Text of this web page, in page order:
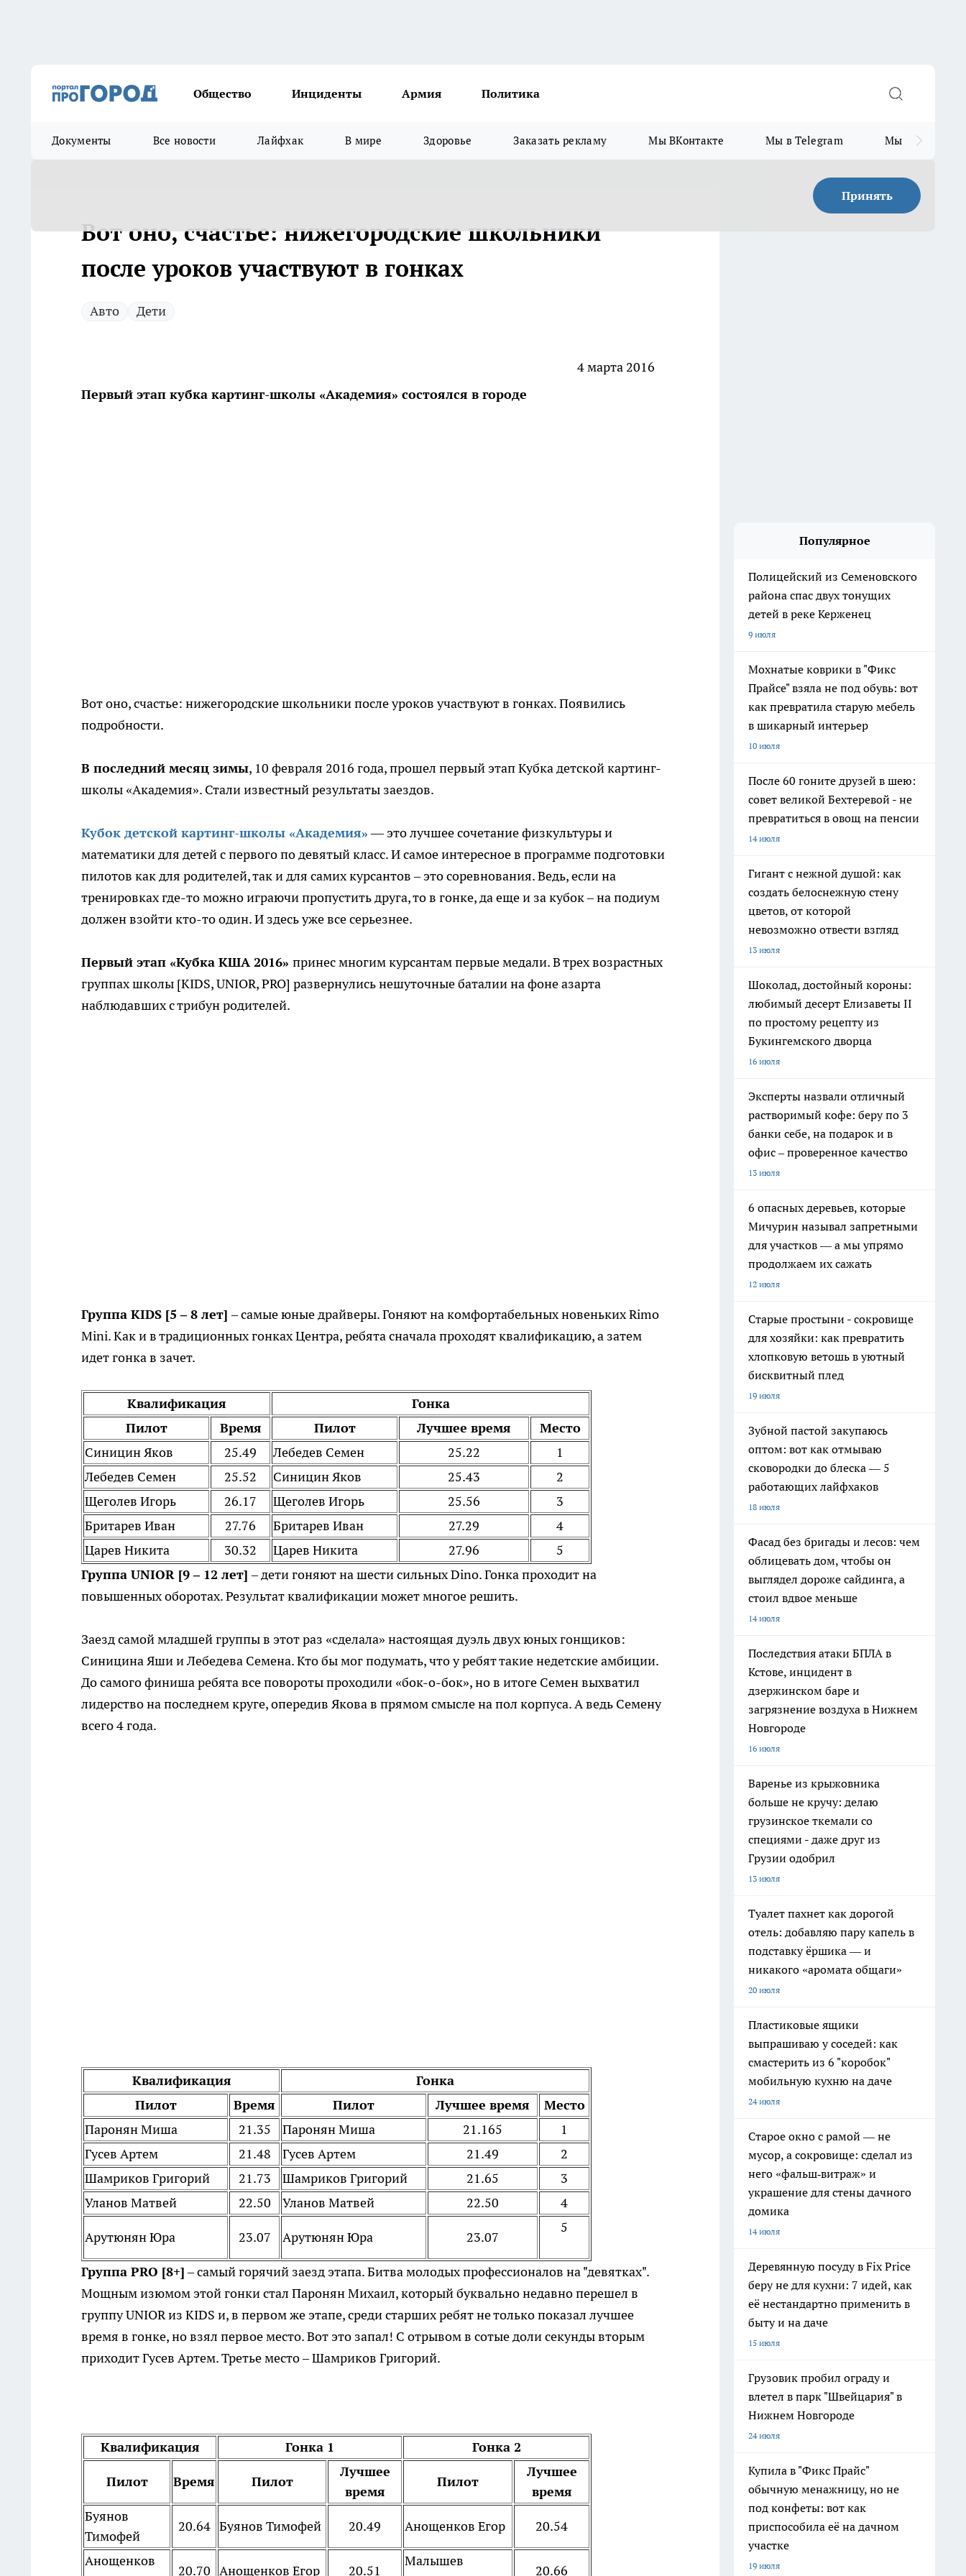
Общество Инциденты Армия Политика
Документы Все новости Лайфхак В мире Здоровье Заказать рекламу Мы ВКонтакте Мы в Telegram Мы в MAX
Принять
Вот оно, счастье: нижегородские школьники
после уроков участвуют в гонках
Авто Дети
4 марта 2016
Первый этап кубка картинг-школы «Академия» состоялся в городе
Вот оно, счастье: нижегородские школьники после уроков участвуют в гонках. Появились
подробности.
В последний месяц зимы, 10 февраля 2016 года, прошел первый этап Кубка детской картинг-
школы «Академия». Стали известный результаты заездов.
Кубок детской картинг-школы «Академия»— это лучшее сочетание физкультуры и
математики для детей с первого по девятый класс. И самое интересное в программе подготовки
пилотов как для родителей, так и для самих курсантов – это соревнования. Ведь, если на
тренировках где-то можно играючи пропустить друга, то в гонке, да еще и за кубок – на подиум
должен взойти кто-то один. И здесь уже все серьезнее.
Первый этап «Кубка КША 2016» принес многим курсантам первые медали. В трех возрастных
группах школы [KIDS, UNIOR, PRO] развернулись нешуточные баталии на фоне азарта
наблюдавших с трибун родителей.
Группа KIDS [5 – 8 лет]– самые юные драйверы. Гоняют на комфортабельных новеньких Rimo
Mini. Как и в традиционных гонках Центра, ребята сначала проходят квалификацию, а затем
идет гонка в зачет.
Квалификация
Гонка
Пилот
Время Пилот Лучшее время
Место
Синицин Яков
25.49 Лебедев Семен 25.22
1
Лебедев Семен
25.52 Синицин Яков 25.43
2
Щеголев Игорь
26.17 Щеголев Игорь 25.56
3
Бритарев Иван
27.76 Бритарев Иван 27.29
4
Царев Никита
30.32 Царев Никита 27.96
5
Группа UNIOR [9 – 12 лет]– дети гоняют на шести сильных Dino. Гонка проходит на
повышенных оборотах. Результат квалификации может многое решить.
Заезд самой младшей группы в этот раз «сделала» настоящая дуэль двух юных гонщиков:
Синицина Яши и Лебедева Семена. Кто бы мог подумать, что у ребят такие недетские амбиции.
До самого финиша ребята все повороты проходили «бок-о-бок», но в итоге Семен выхватил
лидерство на последнем круге, опередив Якова в прямом смысле на пол корпуса. А ведь Семену
всего 4 года.
Квалификация
Гонка
Пилот
Время Пилот Лучшее время
Место
Паронян Миша
21.35 Паронян Миша 21.165
1
Гусев Артем
21.48 Гусев Артем 21.49
2
Шамриков Григорий
21.73 Шамриков Григорий 21.65
3
Уланов Матвей
22.50 Уланов Матвей 22.50 4
Арутюнян Юра 23.07 Арутюнян Юра 23.07
5
Группа PRO [8+]– самый горячий заезд этапа. Битва молодых профессионалов на "девятках".
Мощным изюмом этой гонки стал Паронян Михаил, который буквально недавно перешел в
группу UNIOR из KIDS и, в первом же этапе, среди старших ребят не только показал лучшее
время в гонке, но взял первое место. Вот это запал! С отрывом в сотые доли секунды вторым
приходит Гусев Артем. Третье место – Шамриков Григорий.
Квалификация Гонка 1 Гонка 2
Пилот Время Пилот
Лучшее
время
Пилот
Лучшее
время
Буянов
Тимофей
20.64 Буянов Тимофей 20.49 Анощенков Егор 20.54
Анощенков
20.70 Анощенков Егор 20.51
Малышев
20.66
Популярное
Полицейский из Семеновского
района спас двух тонущих
детей в реке Керженец
9 июля
Мохнатые коврики в "Фикс
Прайсе" взяла не под обувь: вот
как превратила старую мебель
в шикарный интерьер
10 июля
После 60 гоните друзей в шею:
совет великой Бехтеревой - не
превратиться в овощ на пенсии
14 июля
Гигант с нежной душой: как
создать белоснежную стену
цветов, от которой
невозможно отвести взгляд
13 июля
Шоколад, достойный короны:
любимый десерт Елизаветы II
по простому рецепту из
Букингемского дворца
16 июля
Эксперты назвали отличный
растворимый кофе: беру по 3
банки себе, на подарок и в
офис – проверенное качество
13 июля
6 опасных деревьев, которые
Мичурин называл запретными
для участков — а мы упрямо
продолжаем их сажать
12 июля
Старые простыни - сокровище
для хозяйки: как превратить
хлопковую ветошь в уютный
бисквитный плед
19 июля
Зубной пастой закупаюсь
оптом: вот как отмываю
сковородки до блеска — 5
работающих лайфхаков
18 июля
Фасад без бригады и лесов: чем
облицевать дом, чтобы он
выглядел дороже сайдинга, а
стоил вдвое меньше
14 июля
Последствия атаки БПЛА в
Кстове, инцидент в
дзержинском баре и
загрязнение воздуха в Нижнем
Новгороде
16 июля
Варенье из крыжовника
больше не кручу: делаю
грузинское ткемали со
специями - даже друг из
Грузии одобрил
13 июля
Туалет пахнет как дорогой
отель: добавляю пару капель в
подставку ёршика — и
никакого «аромата общаги»
20 июля
Пластиковые ящики
выпрашиваю у соседей: как
смастерить из 6 "коробок"
мобильную кухню на даче
24 июля
Старое окно с рамой — не
мусор, а сокровище: сделал из
него «фальш‑витраж» и
украшение для стены дачного
домика
14 июля
Деревянную посуду в Fix Price
беру не для кухни: 7 идей, как
её нестандартно применить в
быту и на даче
15 июля
Грузовик пробил ограду и
влетел в парк "Швейцария" в
Нижнем Новгороде
24 июля
Купила в "Фикс Прайс"
обычную менажницу, но не
под конфеты: вот как
приспособила её на дачном
участке
19 июля